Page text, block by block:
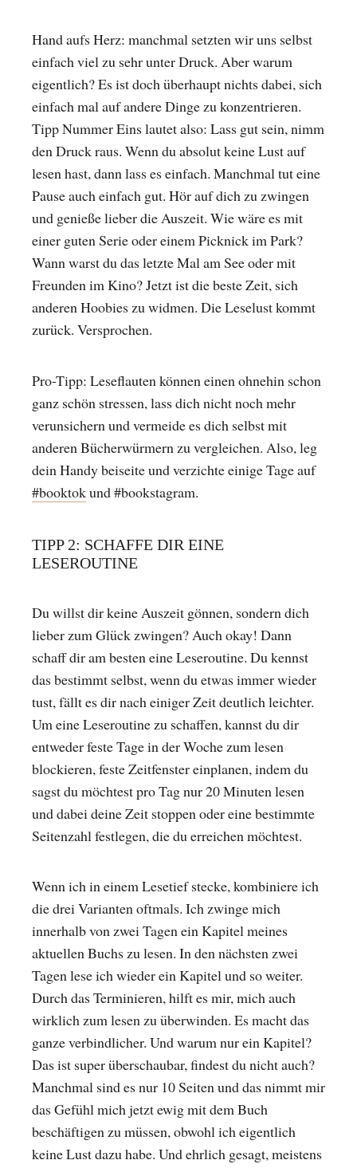
Hand aufs Herz: manchmal setzten wir uns selbst
einfach viel zu sehr unter Druck. Aber warum
eigentlich? Es ist doch überhaupt nichts dabei, sich
einfach mal auf andere Dinge zu konzentrieren.
Tipp Nummer Eins lautet also: Lass gut sein, nimm
den Druck raus. Wenn du absolut keine Lust auf
lesen hast, dann lass es einfach. Manchmal tut eine
Pause auch einfach gut. Hör auf dich zu zwingen
und genieße lieber die Auszeit. Wie wäre es mit
einer guten Serie oder einem Picknick im Park?
Wann warst du das letzte Mal am See oder mit
Freunden im Kino? Jetzt ist die beste Zeit, sich
anderen Hoobies zu widmen. Die Leselust kommt
zurück. Versprochen.
Pro-Tipp: Leseflauten können einen ohnehin schon
ganz schön stressen, lass dich nicht noch mehr
verunsichern und vermeide es dich selbst mit
anderen Bücherwürmern zu vergleichen. Also, leg
dein Handy beiseite und verzichte einige Tage auf
#booktokund #bookstagram.
TIPP 2: SCHAFFE DIR EINE
LESEROUTINE
Du willst dir keine Auszeit gönnen, sondern dich
lieber zum Glück zwingen? Auch okay! Dann
schaff dir am besten eine Leseroutine. Du kennst
das bestimmt selbst, wenn du etwas immer wieder
tust, fällt es dir nach einiger Zeit deutlich leichter.
Um eine Leseroutine zu schaffen, kannst du dir
entweder feste Tage in der Woche zum lesen
blockieren, feste Zeitfenster einplanen, indem du
sagst du möchtest pro Tag nur 20 Minuten lesen
und dabei deine Zeit stoppen oder eine bestimmte
Seitenzahl festlegen, die du erreichen möchtest.
Wenn ich in einem Lesetief stecke, kombiniere ich
die drei Varianten oftmals. Ich zwinge mich
innerhalb von zwei Tagen ein Kapitel meines
aktuellen Buchs zu lesen. In den nächsten zwei
Tagen lese ich wieder ein Kapitel und so weiter.
Durch das Terminieren, hilft es mir, mich auch
wirklich zum lesen zu überwinden. Es macht das
ganze verbindlicher. Und warum nur ein Kapitel?
Das ist super überschaubar, findest du nicht auch?
Manchmal sind es nur 10 Seiten und das nimmt mir
das Gefühl mich jetzt ewig mit dem Buch
beschäftigen zu müssen, obwohl ich eigentlich
keine Lust dazu habe. Und ehrlich gesagt, meistens